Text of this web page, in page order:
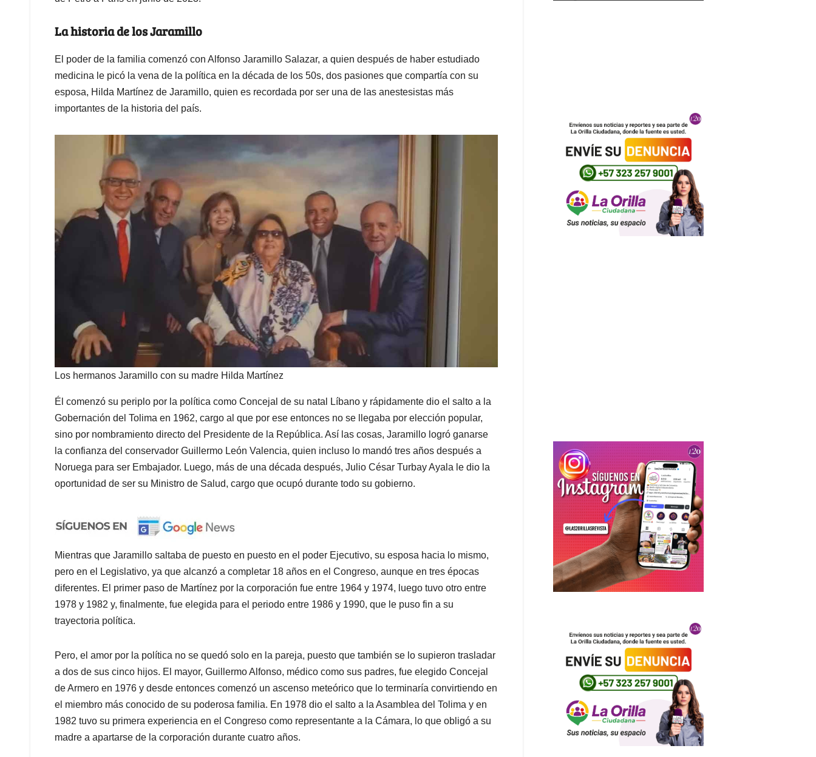
La historia de los Jaramillo
El poder de la familia comenzó con Alfonso Jaramillo Salazar, a quien después de haber estudiado
medicina le picó la vena de la política en la década de los 50s, dos pasiones que compartía con su
esposa, Hilda Martínez de Jaramillo, quien es recordada por ser una de las anestesistas más
importantes de la historia del país.
Los hermanos Jaramillo con su madre Hilda Martínez
Él comenzó su periplo por la política como Concejal de su natal Líbano y rápidamente dio el salto a la
Gobernación del Tolima en 1962, cargo al que por ese entonces no se llegaba por elección popular,
sino por nombramiento directo del Presidente de la República. Así las cosas, Jaramillo logró ganarse
la confianza del conservador Guillermo León Valencia, quien incluso lo mandó tres años después a
Noruega para ser Embajador. Luego, más de una década después, Julio César Turbay Ayala le dio la
oportunidad de ser su Ministro de Salud, cargo que ocupó durante todo su gobierno.
Mientras que Jaramillo saltaba de puesto en puesto en el poder Ejecutivo, su esposa hacia lo mismo,
pero en el Legislativo, ya que alcanzó a completar 18 años en el Congreso, aunque en tres épocas
diferentes. El primer paso de Martínez por la corporación fue entre 1964 y 1974, luego tuvo otro entre
1978 y 1982 y, finalmente, fue elegida para el periodo entre 1986 y 1990, que le puso fin a su
trayectoria política.
Pero, el amor por la política no se quedó solo en la pareja, puesto que también se lo supieron trasladar
a dos de sus cinco hijos. El mayor, Guillermo Alfonso, médico como sus padres, fue elegido Concejal
de Armero en 1976 y desde entonces comenzó un ascenso meteórico que lo terminaría convirtiendo en
el miembro más conocido de su poderosa familia. En 1978 dio el salto a la Asamblea del Tolima y en
1982 tuvo su primera experiencia en el Congreso como representante a la Cámara, lo que obligó a su
madre a apartarse de la corporación durante cuatro años.